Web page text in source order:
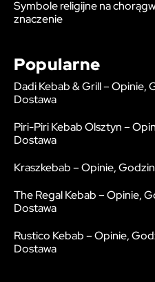
Symbole religijne na
znaczenie
Popularne
Dadi Kebab & Grill – Opinie,
Dostawa
Piri-Piri Kebab Olsztyn –
Dostawa
Kraszkebab – Opinie,
The Regal Kebab – Opinie,
Dostawa
Rustico Kebab – Opinie,
Dostawa